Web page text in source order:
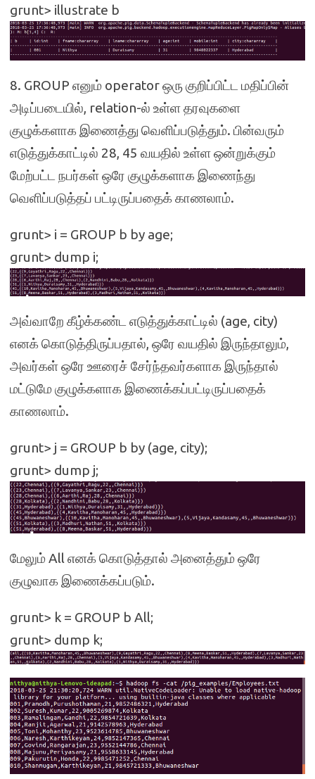
grunt> illustrate b
8. GROUP எனும் operator ஒரு குறிப்பிட்ட மதிப்பின்
அடிப்படையில், relation-ல் உள்ள தரவுகளை
குழுக்களாக இணைத்து வெளிப்படுத்தும். பின்வரும்
எடுத்துக்காட்டில் 28, 45 வயதில் உள்ள ஒன்றுக்கும்
மேற்பட்ட நபர்கள் ஒரே குழுக்களாக இணைந்து
வெளிப்படுத்தப் பட்டிருப்பதைக் காணலாம்.
grunt> i = GROUP b by age;
grunt> dump i;
அவ்வாறே கீழ்க்கண்ட எடுத்துக்காட்டில் (age, city)
எனக் கொடுத்திருப்பதால், ஒரே வயதில் இருந்தாலும்,
அவர்கள் ஒரே ஊரைச் சேர்ந்தவர்களாக இருந்தால்
மட்டுமே குழுக்களாக இணைக்கப்பட்டிருப்பதைக்
காணலாம்.
grunt> j = GROUP b by (age, city);
grunt> dump j;
மேலும் All எனக் கொடுத்தால் அனைத்தும் ஒரே
குழுவாக இணைக்கப்படும்.
grunt> k = GROUP b All;
grunt> dump k;